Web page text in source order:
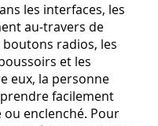
les interfaces, les
au-travers de
boutons radios, les
et les
eux, la personne
facilement
enclenché. Pour